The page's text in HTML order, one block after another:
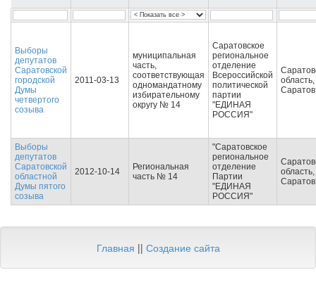
Выборы
депутатов
Саратовской
городской
Думы
четвертого
созыва
2011-03-13
муниципальная
часть,
соответствующая
одномандатному
избирательному
округу № 14
Саратовское
региональное
отделение
Всероссийской
политической
партии
"ЕДИНАЯ
РОССИЯ"
область,
Саратов
Выборы
депутатов
Саратовской
областной
Думы пятого
созыва
2012-10-14
Региональная
часть № 14
"Саратовское
региональное
отделение
Партии
"ЕДИНАЯ
РОССИЯ"
область,
Саратов
Главная || Создание сайта